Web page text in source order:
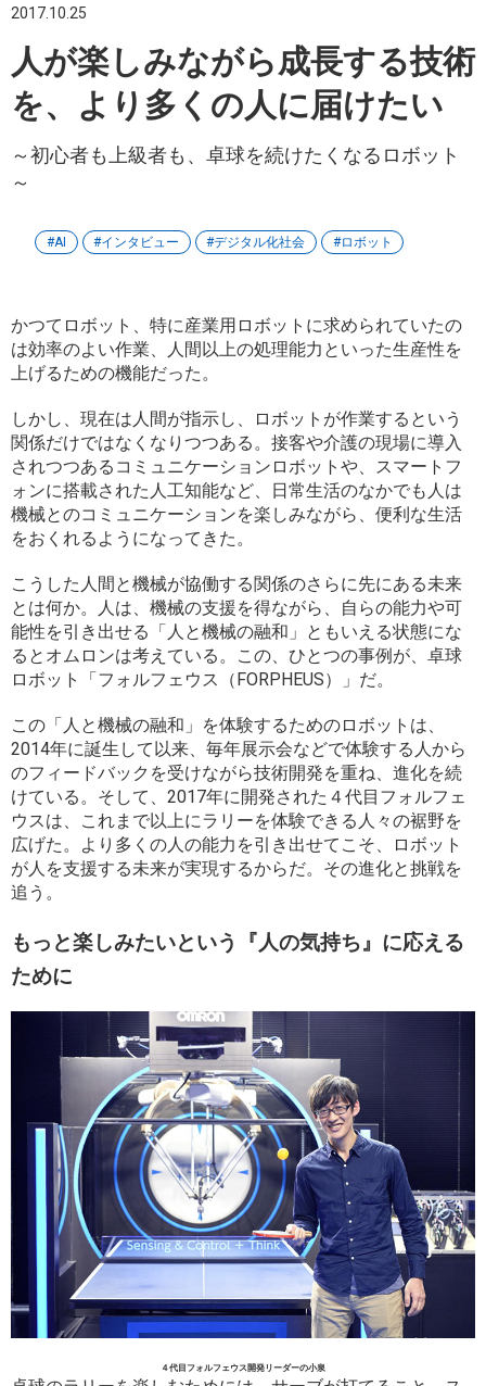
2017.10.25
人が楽しみながら成長する技術
を、より多くの人に届けたい
～初心者も上級者も、卓球を続けたくなるロボット
～
AI インタビュー デジタル化社会 ロボット
かつてロボット、特に産業用ロボットに求められていたの
は効率のよい作業、人間以上の処理能力といった生産性を
上げるための機能だった。
しかし、現在は人間が指示し、ロボットが作業するという
関係だけではなくなりつつある。接客や介護の現場に導入
されつつあるコミュニケーションロボットや、スマートフ
ォンに搭載された人工知能など、日常生活のなかでも人は
機械とのコミュニケーションを楽しみながら、便利な生活
をおくれるようになってきた。
こうした人間と機械が協働する関係のさらに先にある未来
とは何か。人は、機械の支援を得ながら、自らの能力や可
能性を引き出せる「人と機械の融和」ともいえる状態にな
るとオムロンは考えている。この、ひとつの事例が、卓球
ロボット「フォルフェウス（FORPHEUS）」だ。
この「人と機械の融和」を体験するためのロボットは、
2014年に誕生して以来、毎年展示会などで体験する人から
のフィードバックを受けながら技術開発を重ね、進化を続
けている。そして、2017年に開発された４代目フォルフェ
ウスは、これまで以上にラリーを体験できる人々の裾野を
広げた。より多くの人の能力を引き出せてこそ、ロボット
が人を支援する未来が実現するからだ。その進化と挑戦を
追う。
もっと楽しみたいという『人の気持ち』に応える
ために
４代目フォルフェウス開発リーダーの小泉